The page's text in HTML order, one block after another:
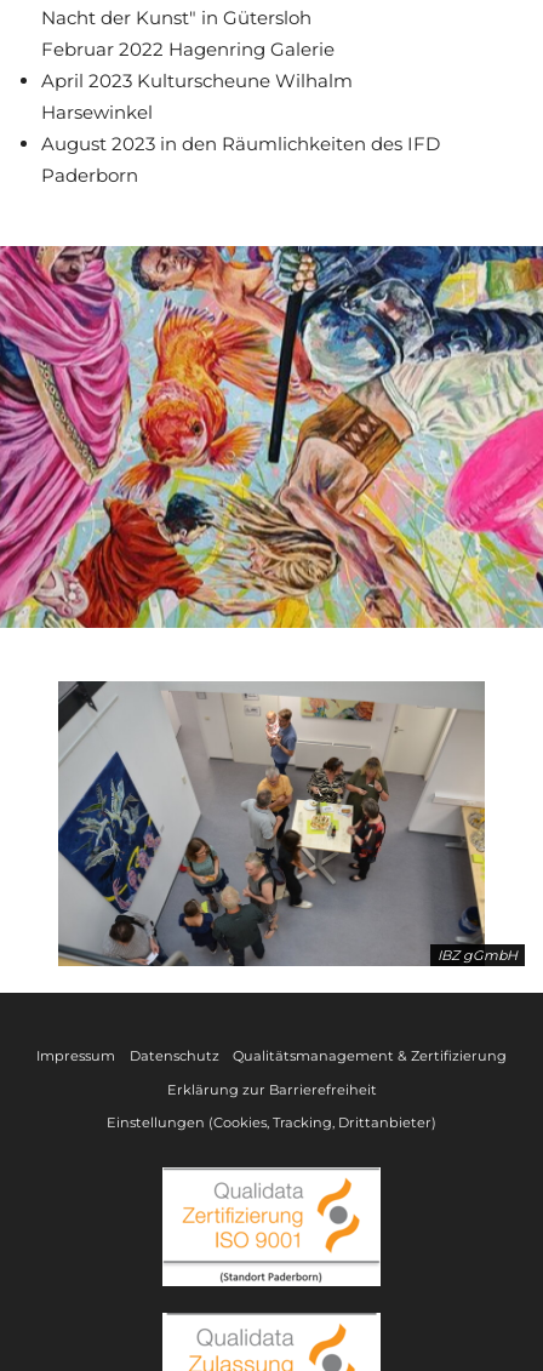
Nacht der Kunst" in Gütersloh
Februar 2022 Hagenring Galerie
April 2023 Kulturscheune Wilhalm
Harsewinkel
August 2023 in den Räumlichkeiten des IFD
Paderborn
IBZ gGmbH
Impressum Datenschutz
Qualitätsmanagement & Zertifizierung
Erklärung zur Barrierefreiheit
Einstellungen (Cookies, Tracking, Drittanbieter)